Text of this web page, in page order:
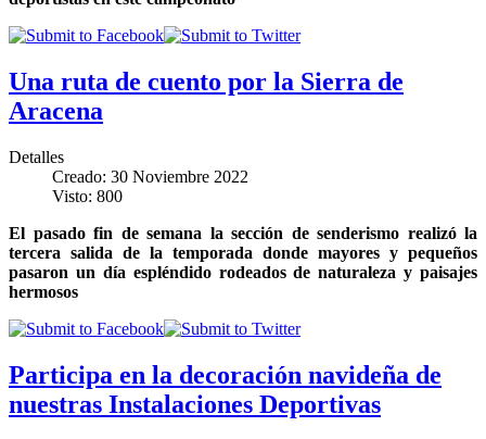
Una ruta de cuento por la Sierra de
Aracena
Detalles
Creado: 30 Noviembre 2022
Visto: 800
El pasado fin de semana la sección de senderismo realizó la
tercera salida de la temporada donde mayores y pequeños
pasaron un día espléndido rodeados de naturaleza y paisajes
hermosos
Participa en la decoración navideña de
nuestras Instalaciones Deportivas